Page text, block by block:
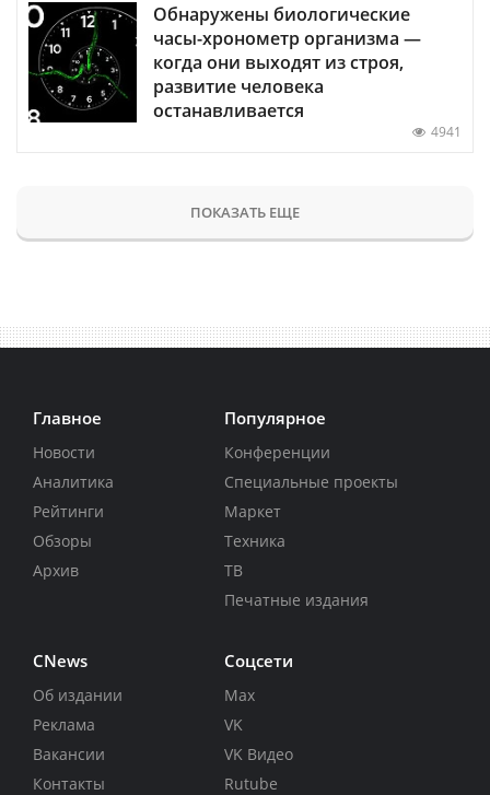
Обнаружены биологические
часы-хронометр организма —
когда они выходят из строя,
развитие человека
останавливается
4941
ПОКАЗАТЬ ЕЩЕ
Главное
Новости
Аналитика
Рейтинги
Обзоры
Архив
Популярное
Конференции
Специальные проекты
Маркет
Техника
ТВ
Печатные издания
CNews
Об издании
Реклама
Вакансии
Контакты
Соцсети
Max
VK
VK Видео
Rutube